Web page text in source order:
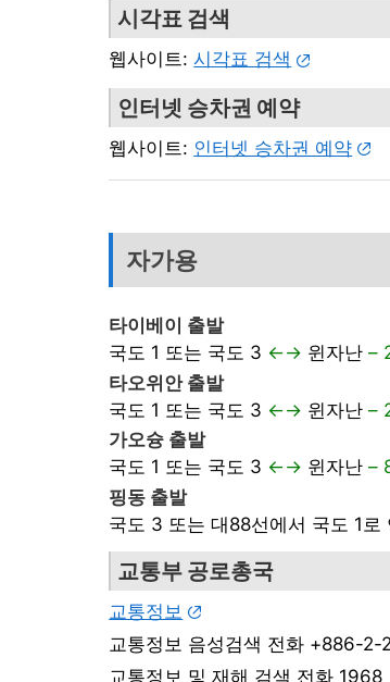
시각표 검색
웹사이트:시각표 검색
인터넷 승차권 예약
웹사이트: 인터넷 승차권 예약
자가용
타이베이 출발
국도 1 또는 국도 3 ←→ 윈자난 –
타오위안 출발
국도 1 또는 국도 3 ←→ 윈자난 –
가오슝 출발
국도 1 또는 국도 3 ←→ 윈자난 –
핑동 출발
국도 3 또는 대88선에서 국도 1로
교통부 공로총국
교통정보
교통정보 음성검색 전화 +886-
교통정보 및 재해 검색 전화 1968